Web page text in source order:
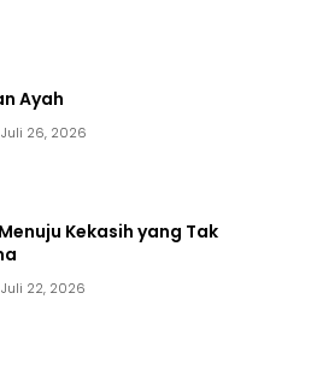
Ayah
Juli 26, 2026
Kekasih yang Tak
Juli 22, 2026